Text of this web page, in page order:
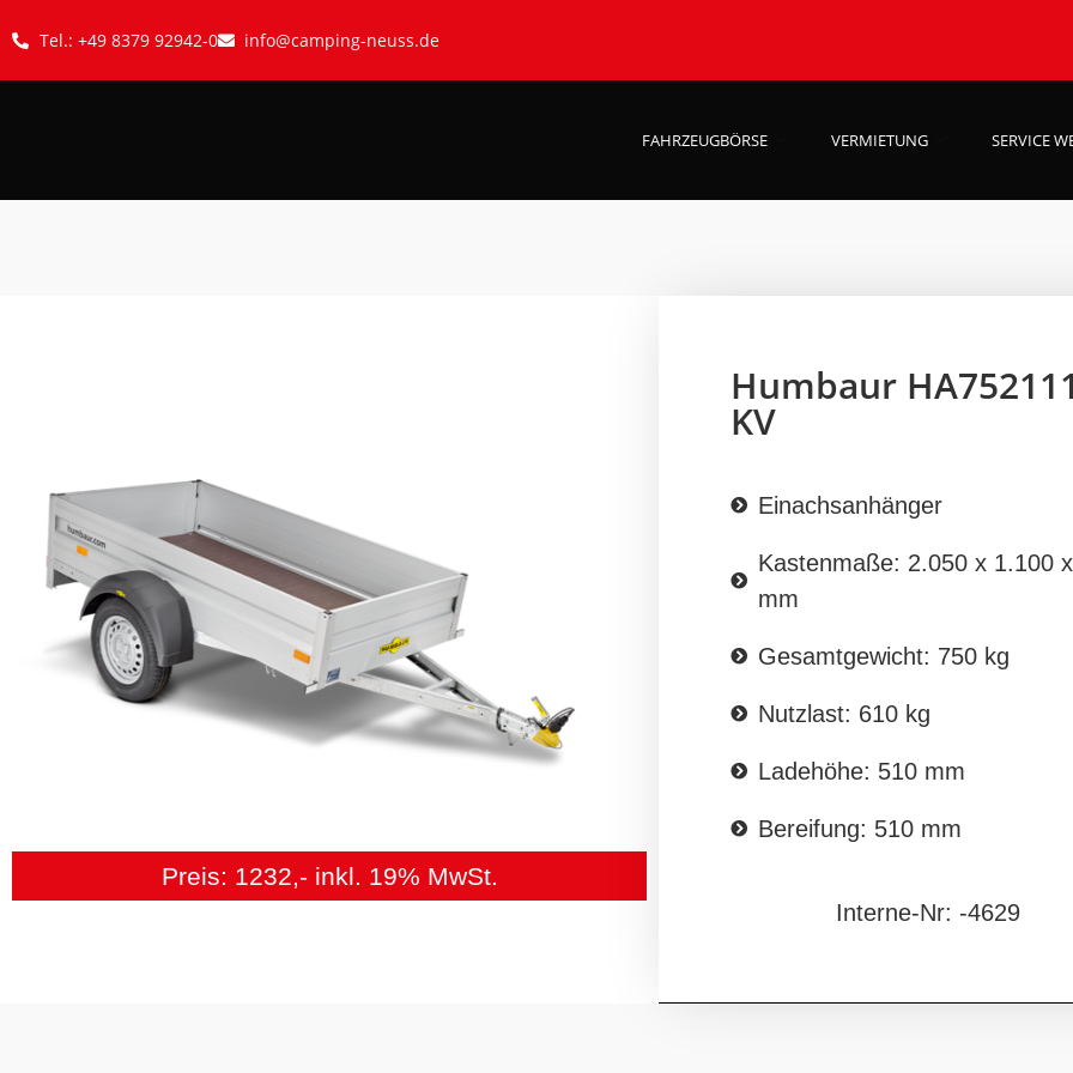
Tel.: +49 8379 92942-0 info@camping-neuss.de
FAHRZEUGBÖRSE VERMIETUNG SERVICE
Preis: 1232,- inkl. 19% MwSt.
Humbaur
KV
Einachsanhänger
Kastenmaße: 2.050 x 1.100
mm
Gesamtgewicht: 750 kg
Nutzlast: 610 kg
Ladehöhe: 510 mm
Bereifung: 510 mm
Interne-Nr: -4629